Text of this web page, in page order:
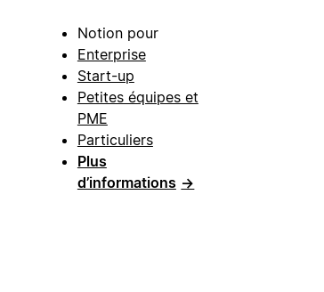
Notion pour
Enterprise
Start-up
Petites équipes et
PME
Particuliers
Plus
d’informations →